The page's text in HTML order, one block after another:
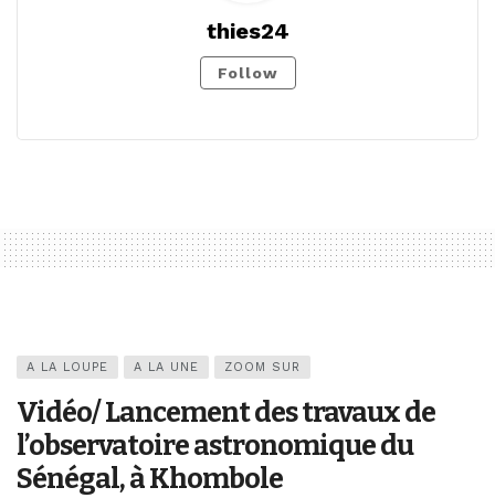
thies24
Follow
A LA LOUPE A LA UNE ZOOM SUR
Vidéo/ Lancement des travaux de
l’observatoire astronomique du
Sénégal, à Khombole